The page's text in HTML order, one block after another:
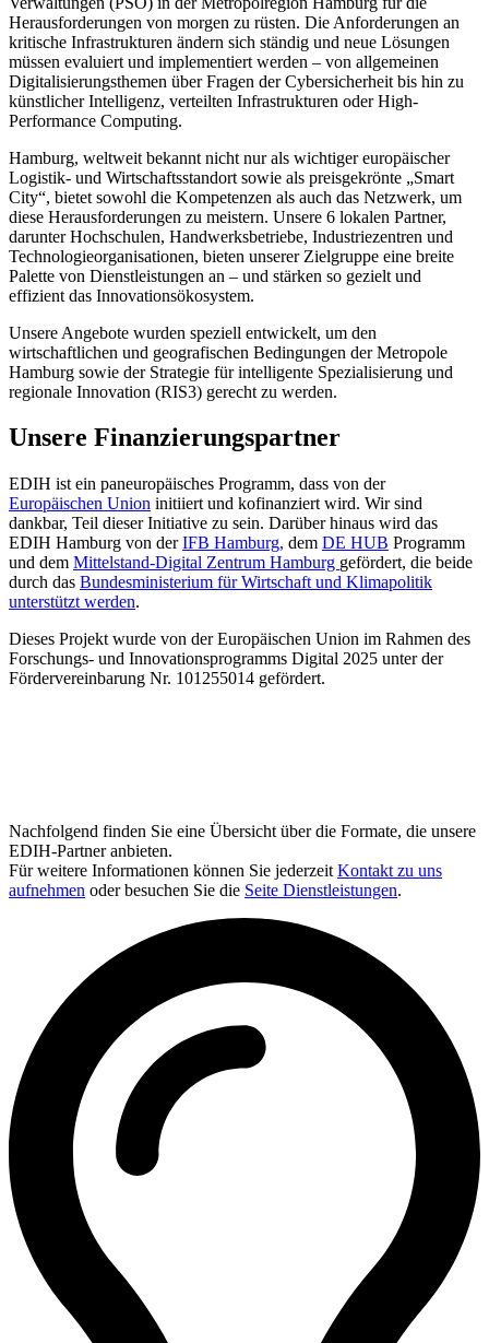
Herausforderungen von morgen zu rüsten. Die Anforderungen an
kritische Infrastrukturen ändern sich ständig und neue Lösungen
müssen evaluiert und implementiert werden – von allgemeinen
Digitalisierungsthemen über Fragen der Cybersicherheit bis hin zu
künstlicher Intelligenz, verteilten Infrastrukturen oder High-
Performance Computing.
Hamburg, weltweit bekannt nicht nur als wichtiger europäischer
Logistik- und Wirtschaftsstandort sowie als preisgekrönte „Smart
City“, bietet sowohl die Kompetenzen als auch das Netzwerk, um
diese Herausforderungen zu meistern. Unsere 6 lokalen Partner,
darunter Hochschulen, Handwerksbetriebe, Industriezentren und
Technologieorganisationen, bieten unserer Zielgruppe eine breite
Palette von Dienstleistungen an – und stärken so gezielt und
effizient das Innovationsökosystem.
Unsere Angebote wurden speziell entwickelt, um den
wirtschaftlichen und geografischen Bedingungen der Metropole
Hamburg sowie der Strategie für intelligente Spezialisierung und
regionale Innovation (RIS3) gerecht zu werden.
Unsere Finanzierungspartner
EDIH ist ein paneuropäisches Programm, dass von der
Europäischen Union initiiert und kofinanziert wird. Wir sind
dankbar, Teil dieser Initiative zu sein. Darüber hinaus wird das
EDIH Hamburg von derIFB Hamburg, dem DE HUB Programm
und dem Mittelstand-Digital Zentrum Hamburg gefördert, die beide
durch das Bundesministerium für Wirtschaft und Klimapolitik
unterstützt werden.
Dieses Projekt wurde von der Europäischen Union im Rahmen des
Forschungs- und Innovationsprogramms Digital 2025 unter der
Fördervereinbarung Nr. 101255014 gefördert.
Nachfolgend finden Sie eine Übersicht über die Formate, die unsere
EDIH-Partner anbieten.
Für weitere Informationen können Sie jederzeit Kontakt zu uns
aufnehmen oder besuchen Sie die Seite Dienstleistungen.